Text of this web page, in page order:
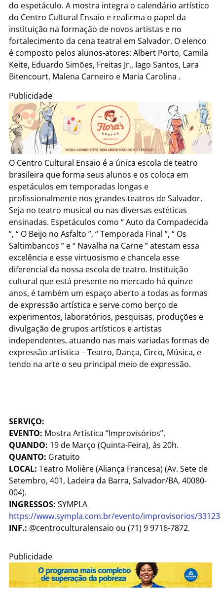
do espetáculo. A mostra integra o calendário artístico
do Centro Cultural Ensaio e reafirma o papel da
instituição na formação de novos artistas e no
fortalecimento da cena teatral em Salvador. O elenco
é composto pelos alunos-atores: Albert Porto, Camila
Keite, Eduardo Simões, Freitas Jr., Iago Santos, ⁠Lara
Bitencourt, Malena Carneiro e Maria Carolina .
Publicidade
O Centro Cultural Ensaio é a única escola de teatro
brasileira que forma seus alunos e os coloca em
espetáculos em temporadas longas e
profissionalmente nos grandes teatros de Salvador.
Seja no teatro musical ou nas diversas estéticas
ensinadas. Espetáculos como “ Auto da Compadecida
”, “ O Beijo no Asfalto ”, “ Temporada Final ”, “ Os
Saltimbancos ” e “ Navalha na Carne ” atestam essa
excelência e esse virtuosismo e chancela esse
diferencial da nossa escola de teatro. Instituição
cultural que está presente no mercado há quinze
anos, é também um espaço aberto a todas as formas
de expressão artística e serve como berço de
experimentos, laboratórios, pesquisas, produções e
divulgação de grupos artísticos e artistas
independentes, atuando nas mais variadas formas de
expressão artística – Teatro, Dança, Circo, Música, e
tendo na arte o seu principal meio de expressão.
SERVIÇO:
EVENTO: Mostra Artística “Improvisórios”.
QUANDO: 19 de Março (Quinta-Feira), às 20h.
QUANTO: Gratuito
LOCAL: Teatro Molière (Aliança Francesa) (Av. Sete de
Setembro, 401, Ladeira da Barra, Salvador/BA, 40080-
004).
INGRESSOS: SYMPLA
https://www.sympla.com.br/evento/improvisorios/
INF.: @centroculturalensaio ou (71) 9 9716-7872.
Publicidade